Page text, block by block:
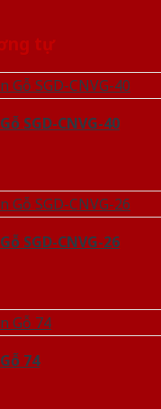
tự
SGD-CNVG-40
SGD-CNVG-26
74